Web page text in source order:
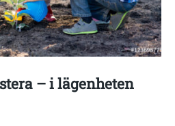
– i lägenheten